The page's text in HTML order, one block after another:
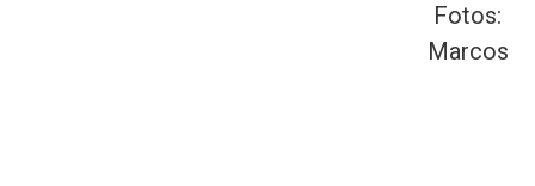
Fotos:
Marcos